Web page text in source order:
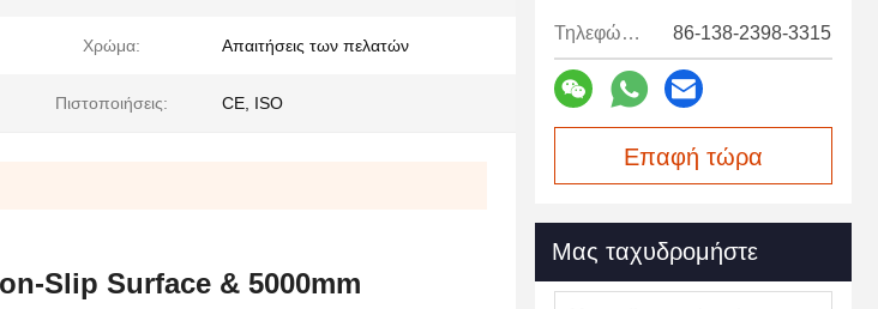
Χρώμα: Απαιτήσεις των πελατών
Πιστοποιήσεις: CE, ISO
Slip Surface & 5000mm
Τηλεφώνημα: 86-138-2398-3315
Επαφή τώρα
Μας ταχυδρομήστε